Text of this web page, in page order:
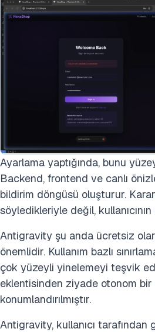
Ayarlama yaptığında, bunu
Backend, frontend ve canlı
bildirim döngüsü oluşturur.
söyledikleriyle değil,
Antigravity şu anda ücretsiz
önemlidir. Kullanım bazlı
çok yüzeyli yinelemeyi teşvik
eklentisinden ziyade otonom
konumlandırılmıştır.
Antigravity, kullanıcı